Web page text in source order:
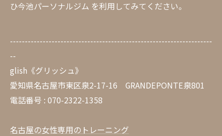
ひ今池パーソナルジム を利用してみてください。
--------------------------------------------------------------------
--
glish《グリッシュ》
愛知県名古屋市東区泉2-17-16 GRANDEPONTE泉801
電話番号 : 070-2322-1358
名古屋の女性専用のトレーニング